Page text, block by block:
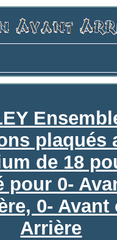
plaqués
de 18
pour 0-
0- Avant
Arrière